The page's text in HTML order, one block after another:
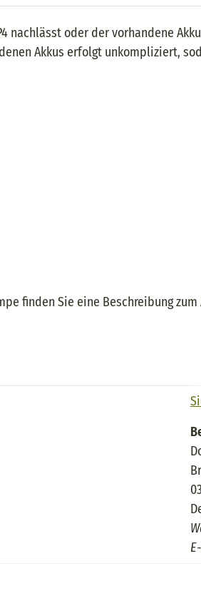
nachlässt oder der vorhandene
Akkus erfolgt unkompliziert,
finden Sie eine Beschreibung